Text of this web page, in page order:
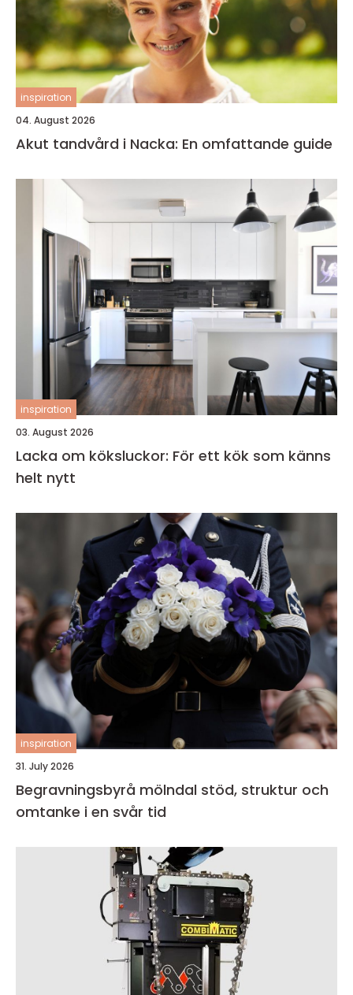
inspiration
04. August 2026
Akut tandvård i Nacka: En omfattande guide
inspiration
03. August 2026
Lacka om köksluckor: För ett kök som känns
helt nytt
inspiration
31. July 2026
Begravningsbyrå mölndal stöd, struktur och
omtanke i en svår tid